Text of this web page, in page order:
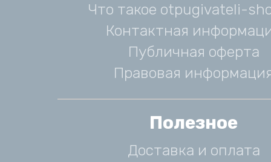
Что такое otpugivateli-
Контактная
Публичная оферта
Правовая
Полезное
Доставка и оплата